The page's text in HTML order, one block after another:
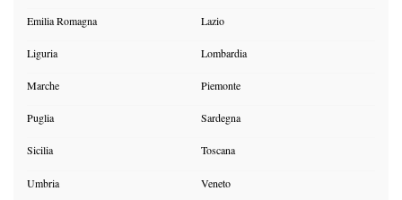
Emilia Romagna Lazio
Liguria Lombardia
Marche Piemonte
Puglia Sardegna
Sicilia Toscana
Umbria Veneto